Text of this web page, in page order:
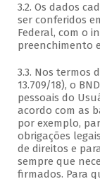
3.2. Os dados
ser conferidos
Federal, com o
preenchimento
3.3. Nos termos
13.709/18), o
pessoais do
acordo com as
por exemplo,
obrigações
de direitos e
sempre que
firmados. Para